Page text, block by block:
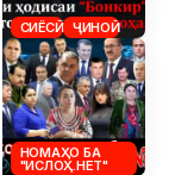
СИЁСӢ ҶИНОӢ
НОМАҲО БА
"ИСЛОҲ.НЕТ"